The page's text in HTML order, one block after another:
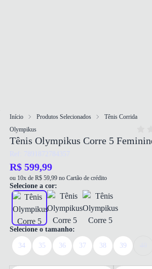
Início Produtos Selecionados
Tênis Corrida
Olympikus
Tênis Olympikus Corre 5
Ref: 7891872784357
R$ 599,99
ou 10x de R$ 59,99 no Cartão de crédito
Selecione a cor:
Selecione o tamanho:
34 35 36 37 38 39